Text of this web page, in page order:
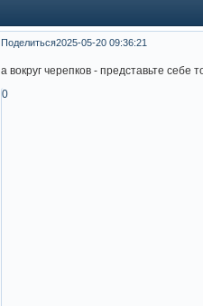
Поделиться2025-05-20 09:36:21
а вокруг черепков - представьте себе
0